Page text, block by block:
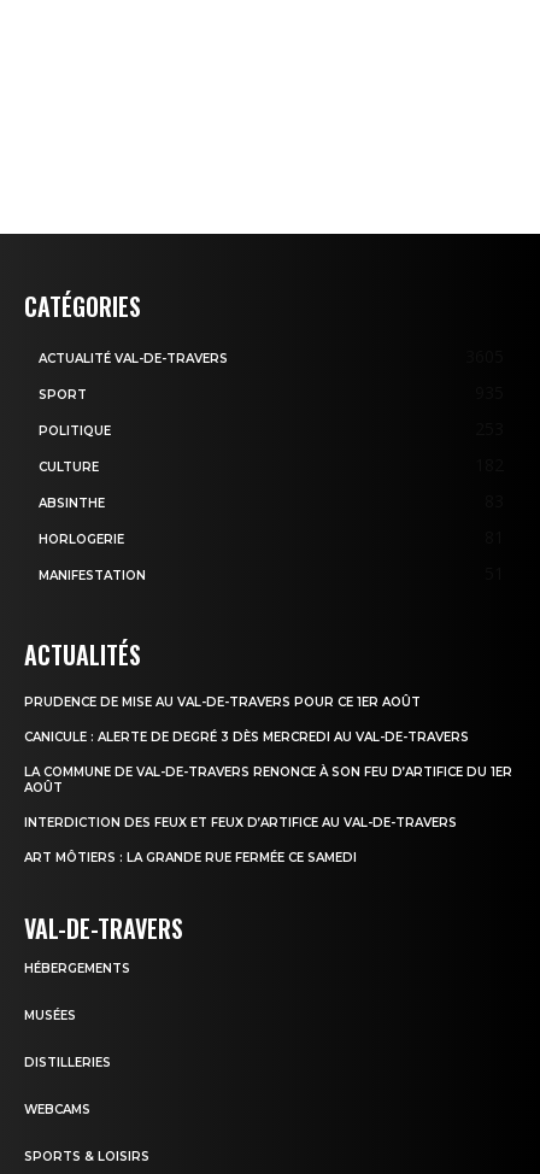
CATÉGORIES
ACTUALITÉ VAL-DE-TRAVERS
SPORT
POLITIQUE
CULTURE
ABSINTHE
HORLOGERIE
MANIFESTATION
ACTUALITÉS
PRUDENCE DE MISE AU VAL-DE-TRAVERS POUR CE 1ER AOÛT
CANICULE : ALERTE DE DEGRÉ 3 DÈS MERCREDI AU VAL-DE-TRAVERS
LA COMMUNE DE VAL-DE-TRAVERS RENONCE À SON FEU D’ARTIFICE DU 1ER
AOÛT
INTERDICTION DES FEUX ET FEUX D’ARTIFICE AU VAL-DE-TRAVERS
ART MÔTIERS : LA GRANDE RUE FERMÉE CE SAMEDI
VAL-DE-TRAVERS
HÉBERGEMENTS
MUSÉES
DISTILLERIES
WEBCAMS
SPORTS & LOISIRS